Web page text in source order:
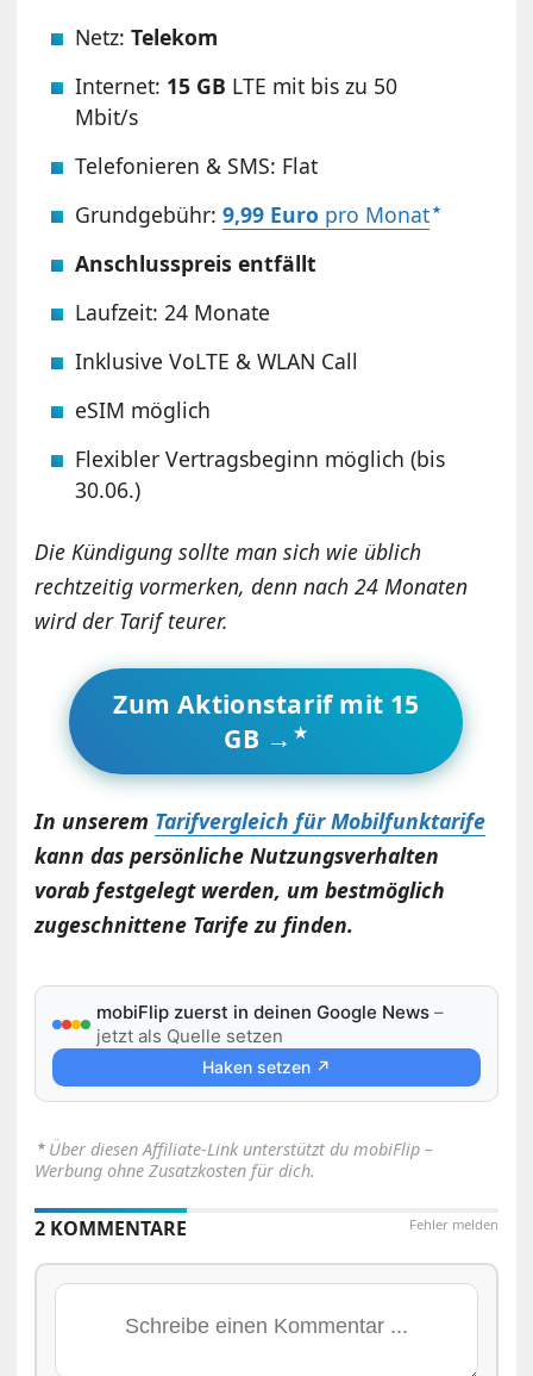
Netz:Telekom
Internet: 15 GB LTE mit bis zu 50
Mbit/s
Telefonieren & SMS: Flat
Grundgebühr:9,99 Euro pro Monat
Anschlusspreis entfällt
Laufzeit: 24 Monate
Inklusive VoLTE & WLAN Call
eSIM möglich
Flexibler Vertragsbeginn möglich (bis
30.06.)
Die Kündigung sollte man sich wie üblich
rechtzeitig vormerken, denn nach 24 Monaten
wird der Tarif teurer.
Zum Aktionstarif mit 15
GB →
In unserem Tarifvergleich für Mobilfunktarife
kann das persönliche Nutzungsverhalten
vorab festgelegt werden, um bestmöglich
zugeschnittene Tarife zu finden.
mobiFlip zuerst in deinen Google News –
jetzt als Quelle setzen
Haken setzen ↗
⋆ Über diesen Affiliate-Link unterstützt du mobiFlip –
Werbung ohne Zusatzkosten für dich.
Fehler melden
2 KOMMENTARE